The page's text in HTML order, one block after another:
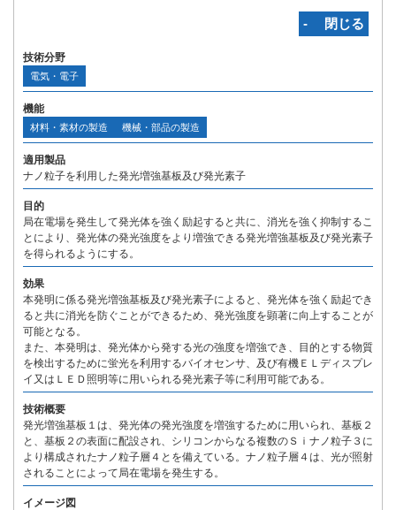
‐ 閉じる
技術分野
電気・電子
機能
材料・素材の製造 機械・部品の製造
適用製品
ナノ粒子を利用した発光増強基板及び発光素子
目的
局在電場を発生して発光体を強く励起すると共に、消光を強く抑制するこ
とにより、発光体の発光強度をより増強できる発光増強基板及び発光素子
を得られるようにする。
効果
本発明に係る発光増強基板及び発光素子によると、発光体を強く励起でき
ると共に消光を防ぐことができるため、発光強度を顕著に向上することが
可能となる。
また、本発明は、発光体から発する光の強度を増強でき、目的とする物質
を検出するために蛍光を利用するバイオセンサ、及び有機ＥＬディスプレ
イ又はＬＥＤ照明等に用いられる発光素子等に利用可能である。
技術概要
発光増強基板１は、発光体の発光強度を増強するために用いられ、基板２
と、基板２の表面に配設され、シリコンからなる複数のＳｉナノ粒子３に
より構成されたナノ粒子層４とを備えている。ナノ粒子層４は、光が照射
されることによって局在電場を発生する。
イメージ図